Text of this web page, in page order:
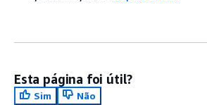
Esta página foi útil?
Sim
Não